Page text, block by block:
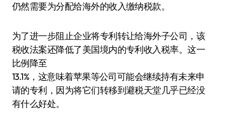
仍然需要为分配给海外的收入缴纳税款。
为了进一步阻止企业将专利转让给海外子公司，该
税收法案还降低了美国境内的专利收入税率。这一
比例降至
13.1%，这意味着苹果等公司可能会继续持有未来申
请的专利，因为将它们转移到避税天堂几乎已经没
有什么好处。